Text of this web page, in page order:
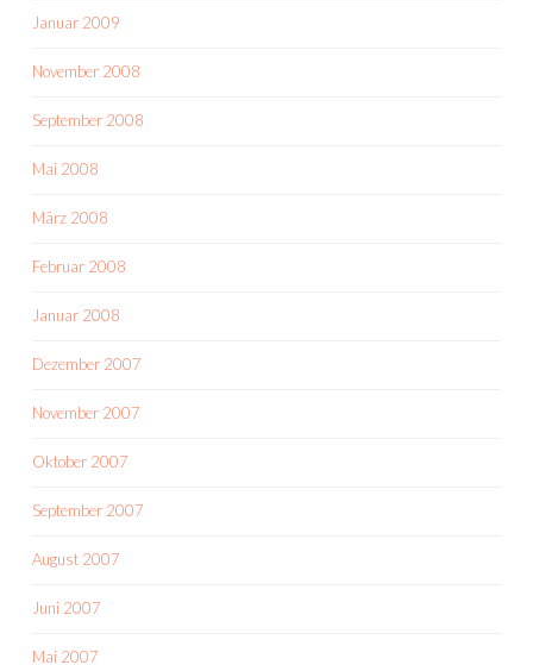
Januar 2009
November 2008
September 2008
Mai 2008
März 2008
Februar 2008
Januar 2008
Dezember 2007
November 2007
Oktober 2007
September 2007
August 2007
Juni 2007
Mai 2007